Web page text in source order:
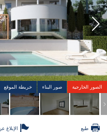
الصور الخارجية صور البناء خريطة الموقع
الإبلاغ طبع